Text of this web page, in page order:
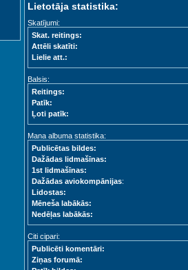
Lietotāja statistika:
Skatījumi:
Skat. reitings:
Attēli skatīti:
Lielie att.:
Balsis:
Reitings:
Patīk:
Ļoti patīk:
Mana albuma statistika:
Publicētas bildes:
Dažādas lidmašīnas:
1st lidmašīnas:
Dažādas aviokompānijas:
Lidostas:
Mēneša labākās:
Nedēļas labākās:
Citi cipari:
Publicēti komentāri:
Ziņas forumā: